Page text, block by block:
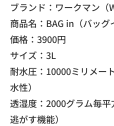
ブランド：ワークマン（
商品名：BAG in（バッ
​価格：3900円
​サイズ：3L
耐水圧：10000ミリメー
水性）
透湿度：2000グラム毎
逃がす機能）